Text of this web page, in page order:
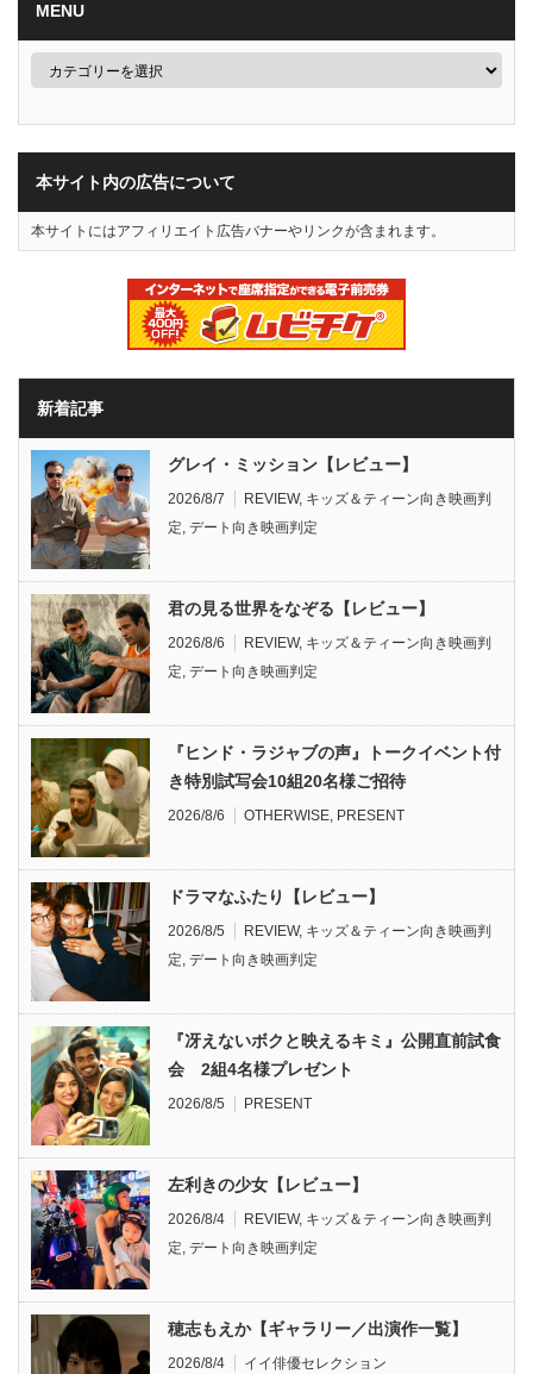
MENU
本サイト内の広告について
本サイトにはアフィリエイト広告バナーやリンクが含まれます。
新着記事
グレイ・ミッション【レビュー】
2026/8/7 REVIEW, キッズ＆ティーン向き映画判
定, デート向き映画判定
君の見る世界をなぞる【レビュー】
2026/8/6 REVIEW, キッズ＆ティーン向き映画判
定, デート向き映画判定
『ヒンド・ラジャブの声』トークイベント付
き特別試写会10組20名様ご招待
2026/8/6 OTHERWISE, PRESENT
ドラマなふたり【レビュー】
2026/8/5 REVIEW, キッズ＆ティーン向き映画判
定, デート向き映画判定
『冴えないボクと映えるキミ』公開直前試食
会 2組4名様プレゼント
2026/8/5 PRESENT
左利きの少女【レビュー】
2026/8/4 REVIEW, キッズ＆ティーン向き映画判
定, デート向き映画判定
穂志もえか【ギャラリー／出演作一覧】
2026/8/4 イイ俳優セレクション